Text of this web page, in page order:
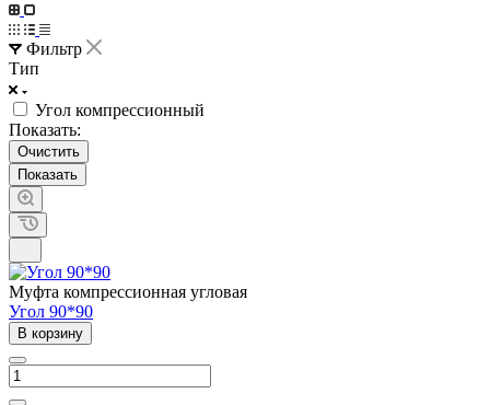
Фильтр
Тип
Угол компрессионный
Показать:
Очистить
Муфта компрессионная угловая
Угол 90*90
В корзину